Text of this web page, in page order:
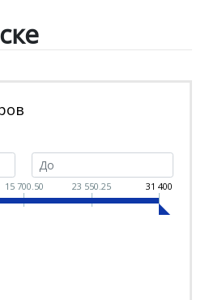
15 700.50 23 550.25 31 400